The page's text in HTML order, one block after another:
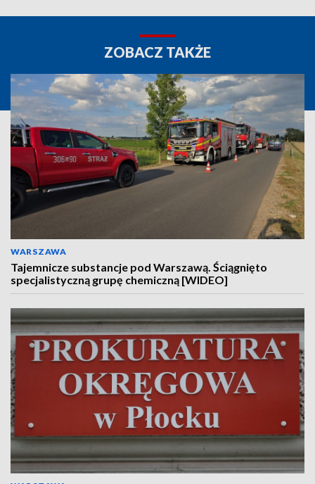
ZOBACZ TAKŻE
WARSZAWA
Tajemnicze substancje pod Warszawą. Ściągnięto
specjalistyczną grupę chemiczną [WIDEO]